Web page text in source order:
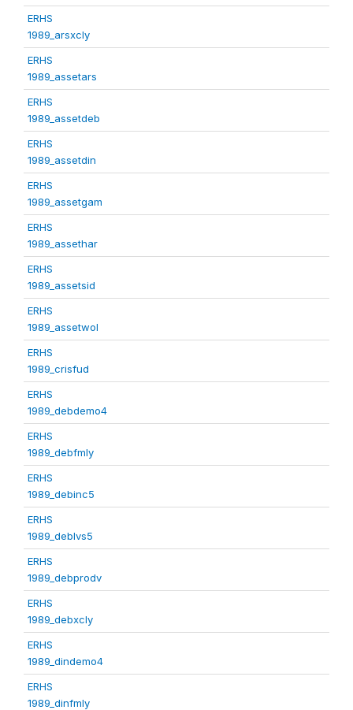
ERHS
1989_arsxcly
ERHS
1989_assetars
ERHS
1989_assetdeb
ERHS
1989_assetdin
ERHS
1989_assetgam
ERHS
1989_assethar
ERHS
1989_assetsid
ERHS
1989_assetwol
ERHS
1989_crisfud
ERHS
1989_debdemo4
ERHS
1989_debfmly
ERHS
1989_debinc5
ERHS
1989_deblvs5
ERHS
1989_debprodv
ERHS
1989_debxcly
ERHS
1989_dindemo4
ERHS
1989_dinfmly